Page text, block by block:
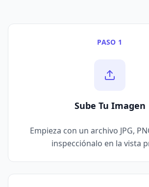
PASO 1
Sube Tu Imagen
Empieza con un archivo JPG,
inspecciónalo en la vista